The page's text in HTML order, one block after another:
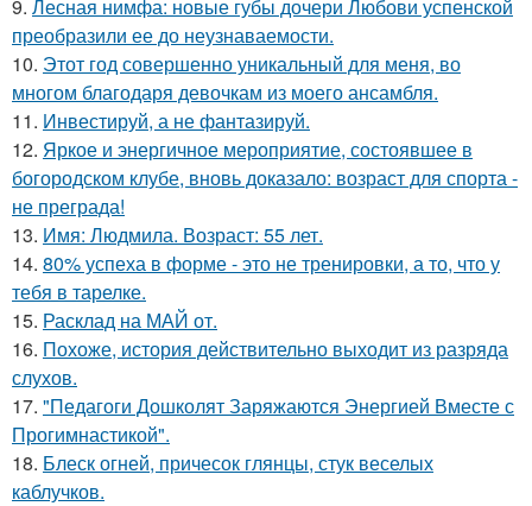
9. Лесная нимфа: новые губы дочери Любови успенской
преобразили ее до неузнаваемости.
10. Этот год совершенно уникальный для меня, во
многом благодаря девочкам из моего ансамбля.
11. Инвестируй, а не фантазируй.
12. Яркое и энергичное мероприятие, состоявшее в
богородском клубе, вновь доказало: возраст для спорта -
не преграда!
13. Имя: Людмила. Возраст: 55 лет.
14. 80% успеха в форме - это не тренировки, а то, что у
тебя в тарелке.
15. Расклад на МАЙ от.
16. Похоже, история действительно выходит из разряда
слухов.
17. "Педагоги Дошколят Заряжаются Энергией Вместе с
Прогимнастикой".
18. Блеск огней, причесок глянцы, стук веселых
каблучков.